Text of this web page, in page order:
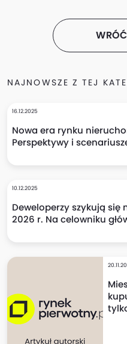
NAJNOWSZE Z TEJ
16.12.2025
Nowa era rynku
Perspektywy i
10.12.2025
Deweloperzy szykują się
2026 r. Na celowniku